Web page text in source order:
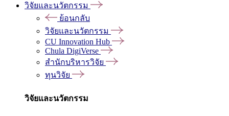
วิจัยและนวัตกรรม
ย้อนกลับ
วิจัยและนวัตกรรม
CU Innovation Hub
Chula DigiVerse
สำนักบริหารวิจัย
ทุนวิจัย
วิจัยและนวัตกรรม